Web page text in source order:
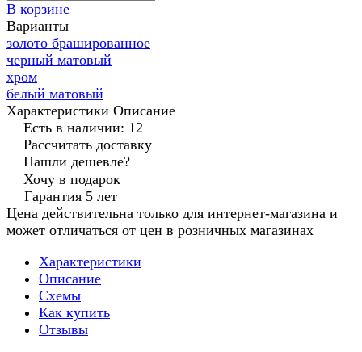
В корзине
Варианты
золото брашированное
черный матовый
хром
белый матовый
Характеристики Описание
Есть в наличии: 12
Рассчитать доставку
Нашли дешевле?
Хочу в подарок
Гарантия 5 лет
Цена действительна только для интернет-магазина и
может отличаться от цен в розничных магазинах
Характеристики
Описание
Схемы
Как купить
Отзывы